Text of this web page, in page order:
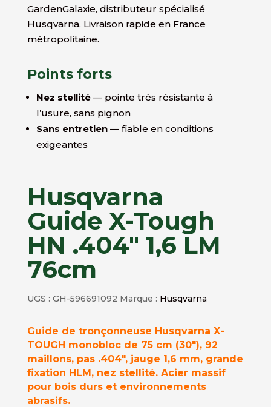
GardenGalaxie, distributeur spécialisé
Husqvarna. Livraison rapide en France
métropolitaine.
Points forts
Nez stellité— pointe très résistante à
l’usure, sans pignon
Sans entretien— fiable en conditions
exigeantes
Husqvarna
Guide X-Tough
HN .404″ 1,6 LM
76cm
UGS : GH-596691092 Marque : Husqvarna
Guide de tronçonneuse Husqvarna X-
TOUGH monobloc de 75 cm (30″), 92
maillons, pas .404″, jauge 1,6 mm, grande
fixation HLM, nez stellité. Acier massif
pour bois durs et environnements
abrasifs.